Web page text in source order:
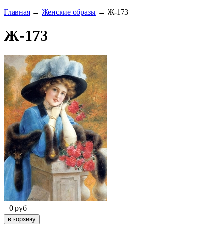
Главная → Женские образы → Ж-173
Ж-173
0 руб